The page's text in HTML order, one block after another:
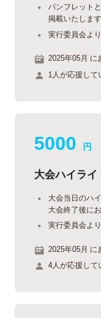
パンフレット
掲載いたします
実行委員会よ
2025年05月 に
1人が応援して
5000 円
大会ハイラ
大会当日のハ
大会終了後に
実行委員会よ
2025年05月 に
4人が応援して